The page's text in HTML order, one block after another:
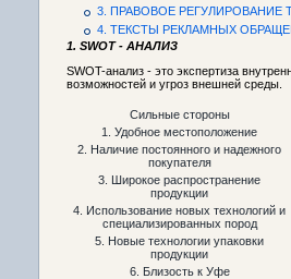
3. ПРАВОВОЕ
4. ТЕКСТЫ РЕКЛАМНЫХ
1. SWOT - АНАЛИЗ
SWOT-анализ - это экспертиза
возможностей и угроз внешней среды.
Сильные стороны
1. Удобное местоположение
2. Наличие постоянного и надежного
покупателя
3. Широкое распространение
продукции
4. Использование новых технологий и
специализированных пород
5. Новые технологии упаковки
продукции
6. Близость к Уфе